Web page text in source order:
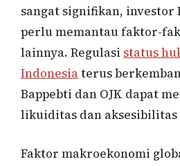
sangat signifikan, investor
perlu memantau faktor-
lainnya. Regulasi status
Indonesiaterus
Bappebti dan OJK dapat
likuiditas dan aksesibilitas
Faktor makroekonomi